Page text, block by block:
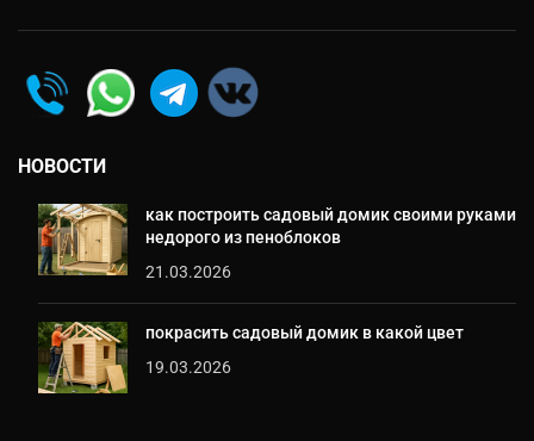
НОВОСТИ
как построить садовый домик своими руками
недорого из пеноблоков
21.03.2026
покрасить садовый домик в какой цвет
19.03.2026